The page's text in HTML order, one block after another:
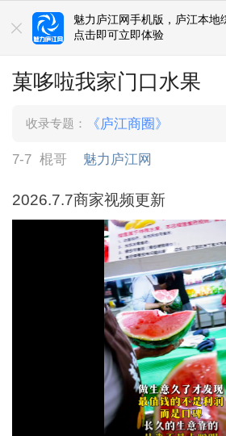
魅力庐江网手机版，庐江本地
点击即可立即体验
菓哆啦我家门口水果
收录专题： 《庐江商圈》
7-7 棍哥 魅力庐江网
2026.7.7商家视频更新